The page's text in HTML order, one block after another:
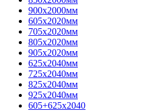
900х2000мм
605х2020мм
705х2020мм
805х2020мм
905х2020мм
625х2040мм
725х2040мм
825х2040мм
925х2040мм
605+625х2040